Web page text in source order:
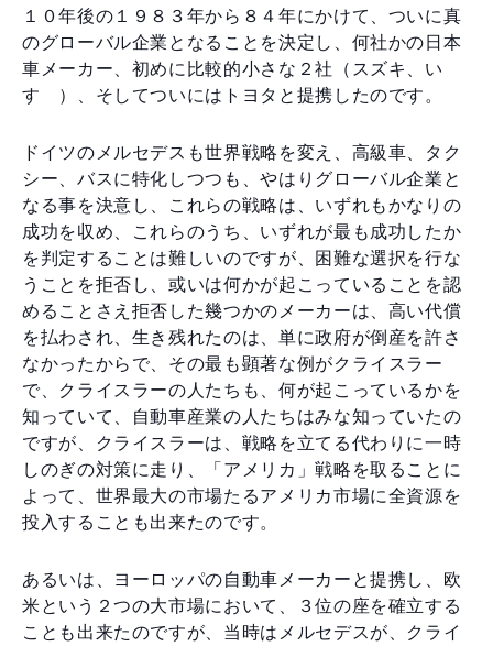
１０年後の１９８３年から８４年にかけて、ついに真
のグローバル企業となることを決定し、何社かの日本
車メーカー、初めに比較的小さな２社（スズキ、い
すゞ）、そしてついにはトヨタと提携したのです。
ドイツのメルセデスも世界戦略を変え、高級車、タク
シー、バスに特化しつつも、やはりグローバル企業と
なる事を決意し、これらの戦略は、いずれもかなりの
成功を収め、これらのうち、いずれが最も成功したか
を判定することは難しいのですが、困難な選択を行な
うことを拒否し、或いは何かが起こっていることを認
めることさえ拒否した幾つかのメーカーは、高い代償
を払わされ、生き残れたのは、単に政府が倒産を許さ
なかったからで、その最も顕著な例がクライスラー
で、クライスラーの人たちも、何が起こっているかを
知っていて、自動車産業の人たちはみな知っていたの
ですが、クライスラーは、戦略を立てる代わりに一時
しのぎの対策に走り、「アメリカ」戦略を取ることに
よって、世界最大の市場たるアメリカ市場に全資源を
投入することも出来たのです。
あるいは、ヨーロッパの自動車メーカーと提携し、欧
米という２つの大市場において、３位の座を確立する
ことも出来たのですが、当時はメルセデスが、クライ